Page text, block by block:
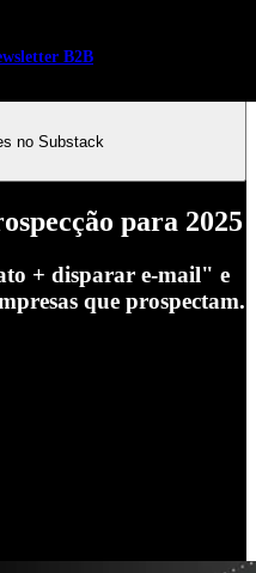
B2B
no Substack
para 2025
+ disparar e-mail" e
que prospectam.